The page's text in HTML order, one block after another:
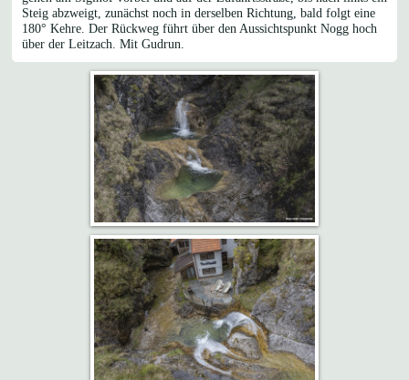
Steig abzweigt, zunächst noch in derselben Richtung, bald folgt eine
180° Kehre. Der Rückweg führt über den Aussichtspunkt Nogg hoch
über der Leitzach. Mit Gudrun.